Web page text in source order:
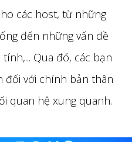
các host, từ những
đến những vấn đề
Qua đó, các bạn
đối với chính bản thân
quan hệ xung quanh.